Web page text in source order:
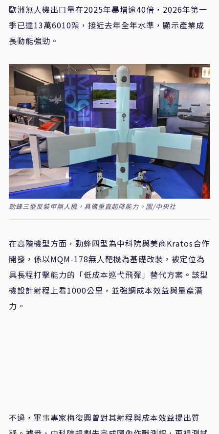
歐洲無人機出口量在2025年暴增逾40倍， 2026年第一
季已達13萬6010架，接近去年全年水準，顯示產業成
長動能強勁。
勁蜂三型反裝甲無人機，具備垂直起降能力。圖/中央社
在高階機型方面，勁蜂四型為中科院與美商Kratos合作
開發，係以MQM-178無人靶機為基礎改裝，被定位為
具長程打擊能力的「低成本巡弋飛彈」替代方案。該型
機設計射程上看1000公里，並強調成本效益與量產潛
力。
不過，軍事專家梅復興曾對其射程與成本效益提出質